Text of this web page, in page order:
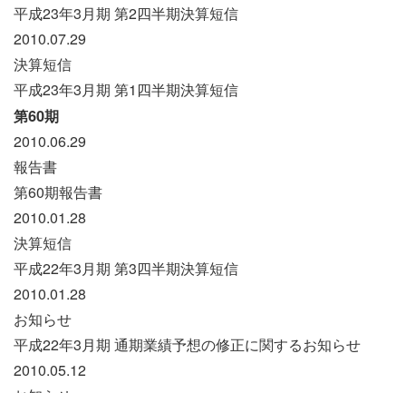
平成23年3月期 第2四半期決算短信
2010.07.29
決算短信
平成23年3月期 第1四半期決算短信
第60期
2010.06.29
報告書
第60期報告書
2010.01.28
決算短信
平成22年3月期 第3四半期決算短信
2010.01.28
お知らせ
平成22年3月期 通期業績予想の修正に関するお知らせ
2010.05.12